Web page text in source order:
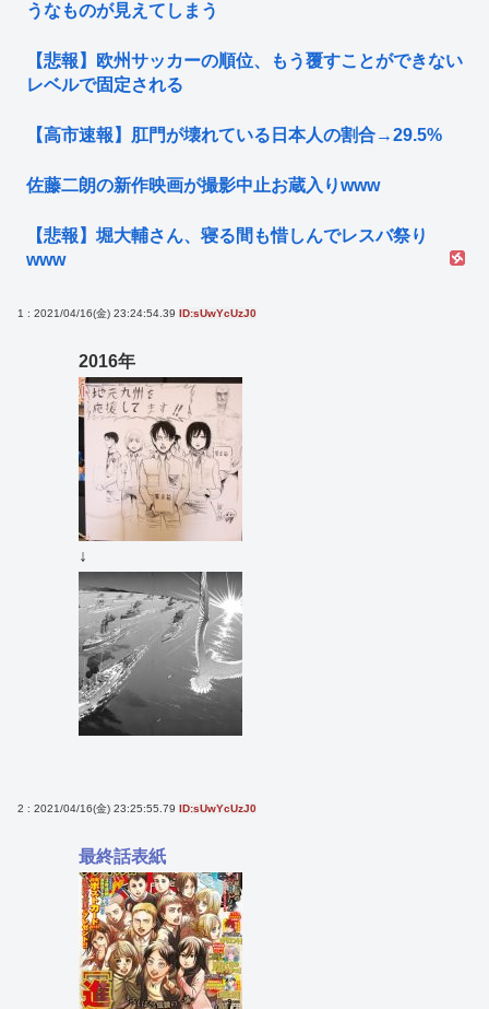
うなものが見えてしまう
【悲報】欧州サッカーの順位、もう覆すことができない
レベルで固定される
【高市速報】肛門が壊れている日本人の割合→29.5%
佐藤二朗の新作映画が撮影中止お蔵入りwww
【悲報】堀大輔さん、寝る間も惜しんでレスバ祭り
www
1 : 2021/04/16(金) 23:24:54.39 ID:sUwYcUzJ0
2016年
↓
2 : 2021/04/16(金) 23:25:55.79 ID:sUwYcUzJ0
最終話表紙